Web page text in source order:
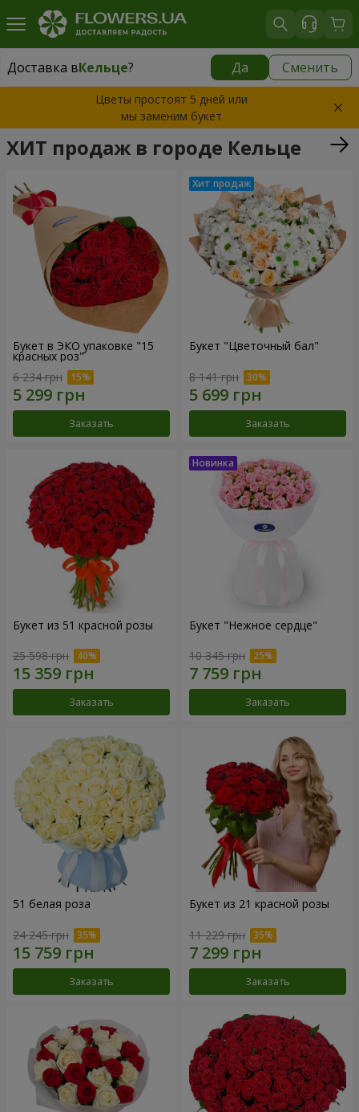
Доставка вКельце? Да Сменить
Доставка вКельце|
Цветы простоят 5 дней или
мы заменим букет
ХИТ продаж в городе Кельце
Букет в ЭКО упаковке "15
красных роз"
6 234 грн
Заказать
Букет "Цветочный бал"
8 141 грн
Заказать
Букет из 51 красной розы
25 598 грн
Заказать
Букет "Нежное сердце"
10 345 грн
Заказать
51 белая роза
24 245 грн
Заказать
Букет из 21 красной розы
11 229 грн
Заказать